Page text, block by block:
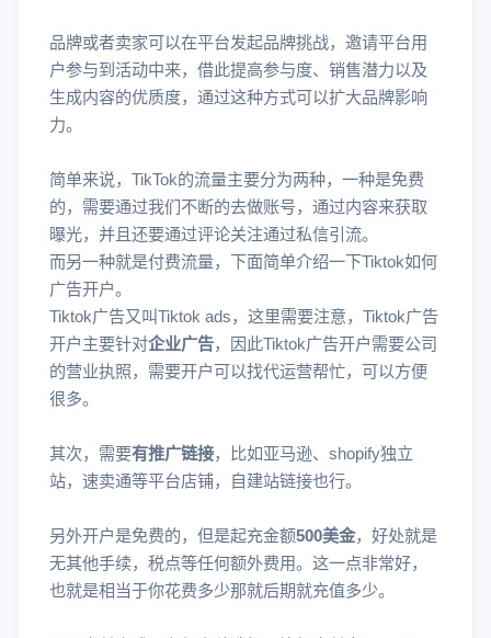
品牌或者卖家可以在平台发起品牌挑战，邀请平台用
户参与到活动中来，借此提高参与度、销售潜力以及
生成内容的优质度，通过这种方式可以扩大品牌影响
力。
简单来说，TikTok的流量主要分为两种，一种是免费
的，需要通过我们不断的去做账号，通过内容来获取
曝光，并且还要通过评论关注通过私信引流。
而另一种就是付费流量，下面简单介绍一下Tiktok如何
广告开户。
Tiktok广告又叫Tiktok ads，这里需要注意，Tiktok广告
开户主要针对企业广告，因此Tiktok广告开户需要公司
的营业执照，需要开户可以找代运营帮忙，可以方便
很多。
其次，需要有推广链接，比如亚马逊、shopify独立
站，速卖通等平台店铺，自建站链接也行。
另外开户是免费的，但是起充金额500美金，好处就是
无其他手续，税点等任何额外费用。这一点非常好，
也就是相当于你花费多少那就后期就充值多少。